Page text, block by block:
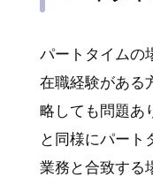
パートタイムの
在職経験がある
略しても問題あ
と同様にパート
業務と合致する